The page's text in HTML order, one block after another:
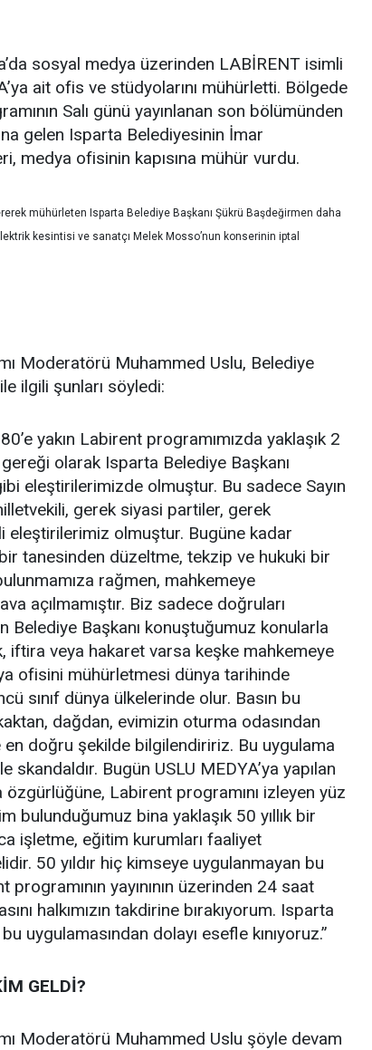
sosyal medya üzerinden LABİRENT isimli
ait ofis ve stüdyolarını mühürletti. Bölgede
Salı günü yayınlanan son bölümünden
gelen Isparta Belediyesinin İmar
medya ofisinin kapısına mühür vurdu.
mühürleten Isparta Belediye Başkanı Şükrü Başdeğirmen daha
kesintisi ve sanatçı Melek Mosso’nun konserinin iptal
Moderatörü Muhammed Uslu, Belediye
ilgili şunları söyledi:
yakın Labirent programımızda yaklaşık 2
olarak Isparta Belediye Başkanı
eleştirilerimizde olmuştur. Bu sadece Sayın
gerek siyasi partiler, gerek
eleştirilerimiz olmuştur. Bugüne kadar
tanesinden düzeltme, tekzip ve hukuki bir
rağmen, mahkemeye
açılmamıştır. Biz sadece doğruları
Belediye Başkanı konuştuğumuz konularla
iftira veya hakaret varsa keşke mahkemeye
ofisini mühürletmesi dünya tarihinde
sınıf dünya ülkelerinde olur. Basın bu
dağdan, evimizin oturma odasından
en doğru şekilde bilgilendiririz. Bu uygulama
Bugün USLU MEDYA’ya yapılan
özgürlüğüne, Labirent programını izleyen yüz
bulunduğumuz bina yaklaşık 50 yıllık bir
işletme, eğitim kurumları faaliyet
50 yıldır hiç kimseye uygulanmayan bu
yayınının üzerinden 24 saat
halkımızın takdirine bırakıyorum. Isparta
uygulamasından dolayı esefle kınıyoruz.”
GELDİ?
Moderatörü Muhammed Uslu şöyle devam